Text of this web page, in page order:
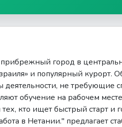
город в
и популярный
деятельности, не требующие
обучение на рабочем
кто ищет быстрый старт и
в Нетании." предлагает